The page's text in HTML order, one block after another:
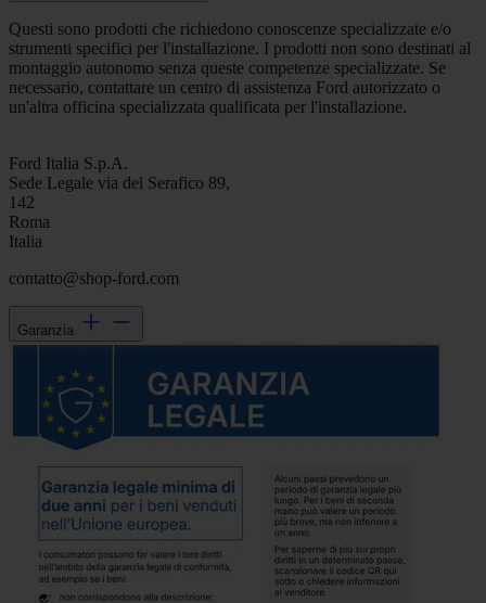
Questi sono prodotti che richiedono conoscenze specializzate e/o
strumenti specifici per l'installazione. I prodotti non sono destinati al
montaggio autonomo senza queste competenze specializzate. Se
necessario, contattare un centro di assistenza Ford autorizzato o
un'altra officina specializzata qualificata per l'installazione.
Ford Italia S.p.A.
Sede Legale via del Serafico 89,
142
Roma
Italia
contatto@shop-ford.com
Garanzia